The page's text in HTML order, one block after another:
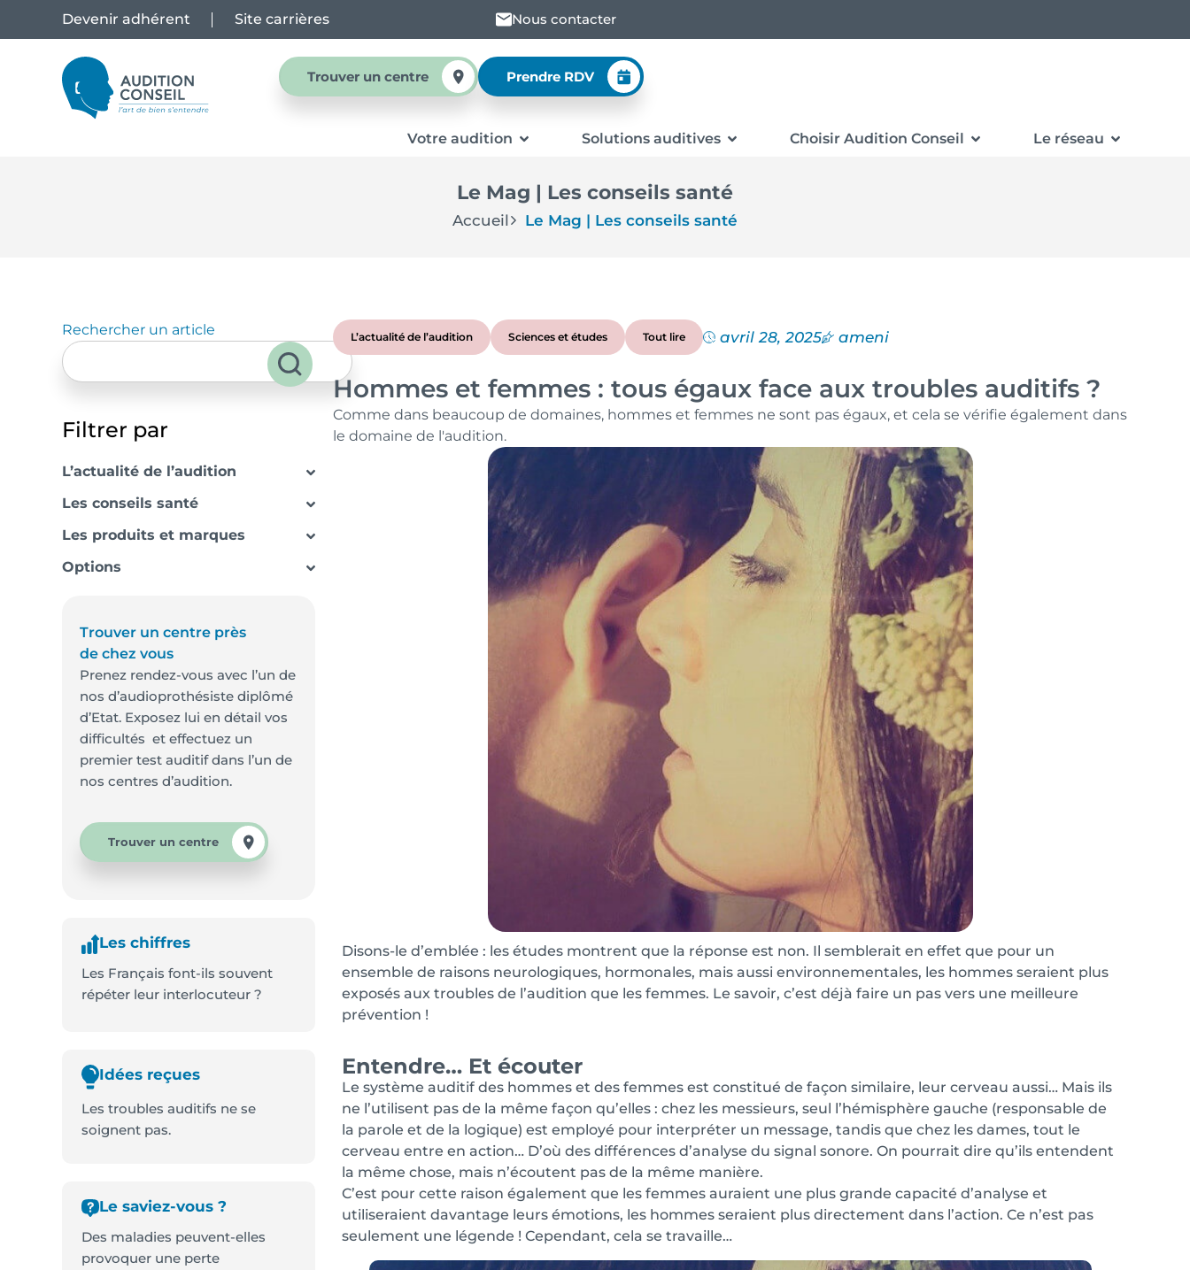
Devenir adhérent Site carrières Nous contacter
Trouver un centre Prendre RDV
Votre audition Solutions auditives Choisir Audition Conseil Le réseau
Le Mag | Les conseils santé
Accueil Le Mag | Les conseils santé
Rechercher un article
Filtrer par
L’actualité de l’audition
Les conseils santé
Les produits et marques
Options
Trouver un centre près
de chez vous
Prenez rendez-vous avec l’un de
nos d’audioprothésiste diplômé
d’Etat. Exposez lui en détail vos
difficultés et effectuez un
premier test auditif dans l’un de
nos centres d’audition.
Trouver un centre
Les chiffres
Les Français font-ils souvent
répéter leur interlocuteur ?
Idées reçues
Les troubles auditifs ne se
soignent pas.
Le saviez-vous ?
Des maladies peuvent-elles
provoquer une perte
L’actualité de l’audition Sciences et études Tout lire avril 28, 2025 ameni
Hommes et femmes : tous égaux face aux troubles auditifs ?
Comme dans beaucoup de domaines, hommes et femmes ne sont pas égaux, et cela se vérifie également dans
le domaine de l'audition.
Disons-le d’emblée : les études montrent que la réponse est non. Il semblerait en effet que pour un
ensemble de raisons neurologiques, hormonales, mais aussi environnementales, les hommes seraient plus
exposés aux troubles de l’audition que les femmes. Le savoir, c’est déjà faire un pas vers une meilleure
prévention !
Entendre… Et écouter
Le système auditif des hommes et des femmes est constitué de façon similaire, leur cerveau aussi… Mais ils
ne l’utilisent pas de la même façon qu’elles : chez les messieurs, seul l’hémisphère gauche (responsable de
la parole et de la logique) est employé pour interpréter un message, tandis que chez les dames, tout le
cerveau entre en action… D’où des différences d’analyse du signal sonore. On pourrait dire qu’ils entendent
la même chose, mais n’écoutent pas de la même manière.
C’est pour cette raison également que les femmes auraient une plus grande capacité d’analyse et
utiliseraient davantage leurs émotions, les hommes seraient plus directement dans l’action. Ce n’est pas
seulement une légende ! Cependant, cela se travaille…